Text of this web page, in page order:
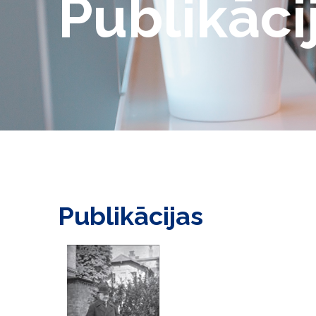
Publikācijas